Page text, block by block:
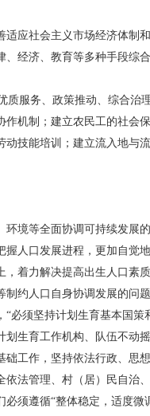
应社会主义市场经济体制和
经济、教育等多种手段综
服务、政策推动、综合治
机制；建立农民工的社会
技能培训；建立流入地与
境等全面协调可持续发展
人口发展进程，更加自觉
着力解决提高出生人口素
约人口自身协调发展的问题
须坚持计划生育基本国策
生育工作机构、队伍不动
工作，坚持依法行政、思
法管理、村（居）民自治
须遵循“整体稳定，适度微